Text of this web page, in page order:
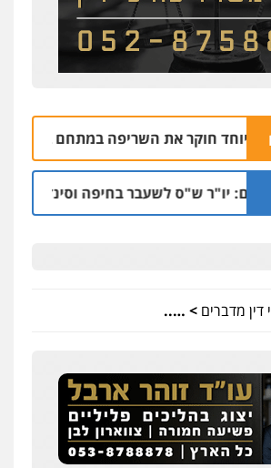
חוקר את השריפה במתחם ביג בפתח
יו"ר ש"ס לשעבר בחיפה וסינדיקאט
דין מדברים >
…..